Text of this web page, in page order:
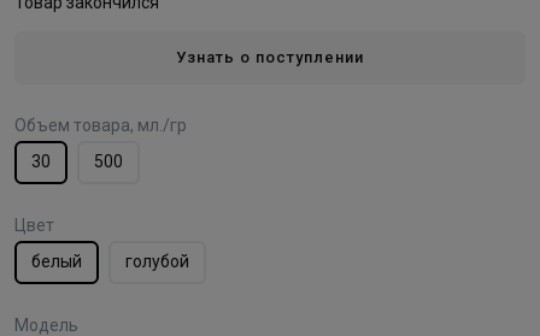
Узнать о поступлении
Объем товара, мл./гр
30
500
Цвет
белый
голубой
Модель